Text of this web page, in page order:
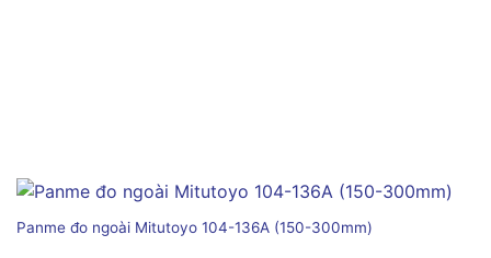
Panme đo ngoài Mitutoyo 104-136A (150-300mm)